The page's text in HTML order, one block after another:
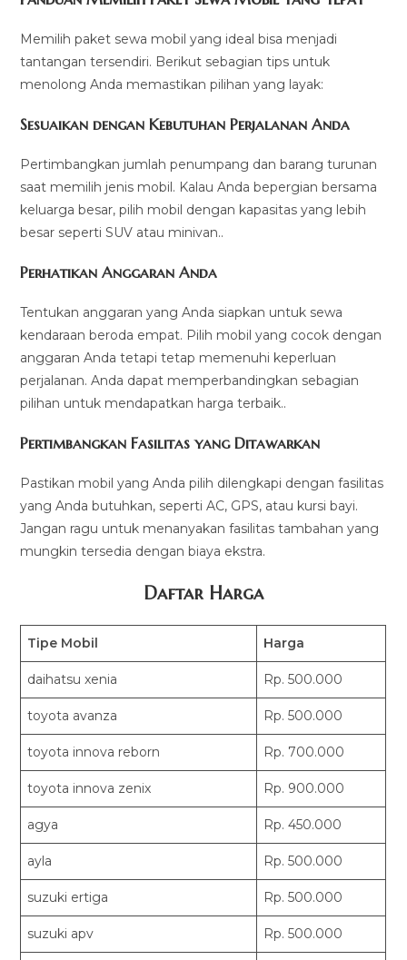
Memilih paket sewa mobil yang ideal bisa menjadi
tantangan tersendiri. Berikut sebagian tips untuk
menolong Anda memastikan pilihan yang layak:
Sesuaikan dengan Kebutuhan Perjalanan Anda
Pertimbangkan jumlah penumpang dan barang turunan
saat memilih jenis mobil. Kalau Anda bepergian bersama
keluarga besar, pilih mobil dengan kapasitas yang lebih
besar seperti SUV atau minivan..
Perhatikan Anggaran Anda
Tentukan anggaran yang Anda siapkan untuk sewa
kendaraan beroda empat. Pilih mobil yang cocok dengan
anggaran Anda tetapi tetap memenuhi keperluan
perjalanan. Anda dapat memperbandingkan sebagian
pilihan untuk mendapatkan harga terbaik..
Pertimbangkan Fasilitas yang Ditawarkan
Pastikan mobil yang Anda pilih dilengkapi dengan fasilitas
yang Anda butuhkan, seperti AC, GPS, atau kursi bayi.
Jangan ragu untuk menanyakan fasilitas tambahan yang
mungkin tersedia dengan biaya ekstra.
Daftar Harga
Tipe Mobil Harga
daihatsu xenia Rp. 500.000
toyota avanza Rp. 500.000
toyota innova reborn Rp. 700.000
toyota innova zenix Rp. 900.000
agya Rp. 450.000
ayla Rp. 500.000
suzuki ertiga Rp. 500.000
suzuki apv Rp. 500.000